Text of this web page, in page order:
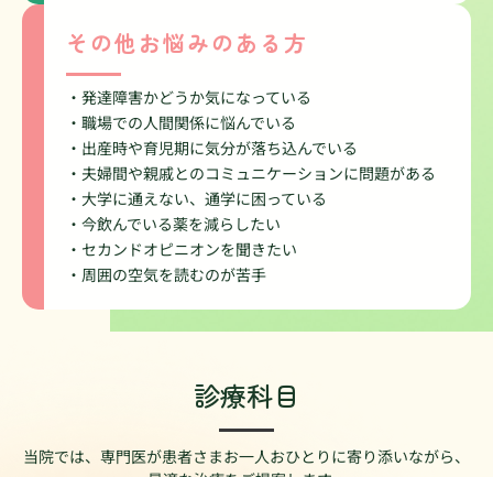
その他お悩みのある方
・発達障害かどうか気になっている
・職場での人間関係に悩んでいる
・出産時や育児期に気分が落ち込んでいる
・夫婦間や親戚とのコミュニケーションに問題がある
・大学に通えない、通学に困っている
・今飲んでいる薬を減らしたい
・セカンドオピニオンを聞きたい
・周囲の空気を読むのが苦手
診療科目
当院では、専門医が患者さまお一人おひとりに寄り添いながら、